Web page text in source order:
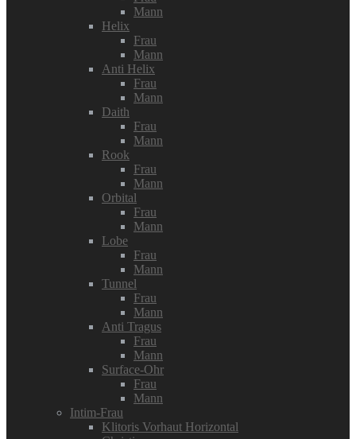
Mann
Helix
Frau
Mann
Anti Helix
Frau
Mann
Daith
Frau
Mann
Rook
Frau
Mann
Orbital
Frau
Mann
Lobe
Frau
Mann
Tunnel
Frau
Mann
Anti Tragus
Frau
Mann
Surface-Ohr
Frau
Mann
Intim-Frau
Klitoris Vorhaut Horizontal